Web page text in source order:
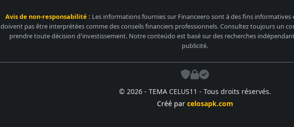
Avis de non-responsabilité : Les informations fournies sur Financeero sont à des fins
doivent pas être interprétées comme des conseils financiers professionnels. Consultez toujours un
prendre toute décision d'investissement. Notre conteúdo est basé sur des recherches
publicité.
© 2026 - TEMA CELUS11 - Tous droits réservés.
Créé par celosapk.com